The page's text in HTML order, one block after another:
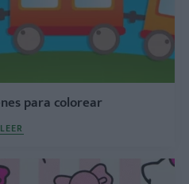
para colorear
LEER